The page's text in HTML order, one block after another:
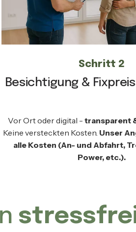
Schritt 2
Besichtigung &
Vor Ort oder digital - transparent
Keine versteckten Kosten. Unser
alle Kosten (An- und Abfahrt,
Power, etc.).